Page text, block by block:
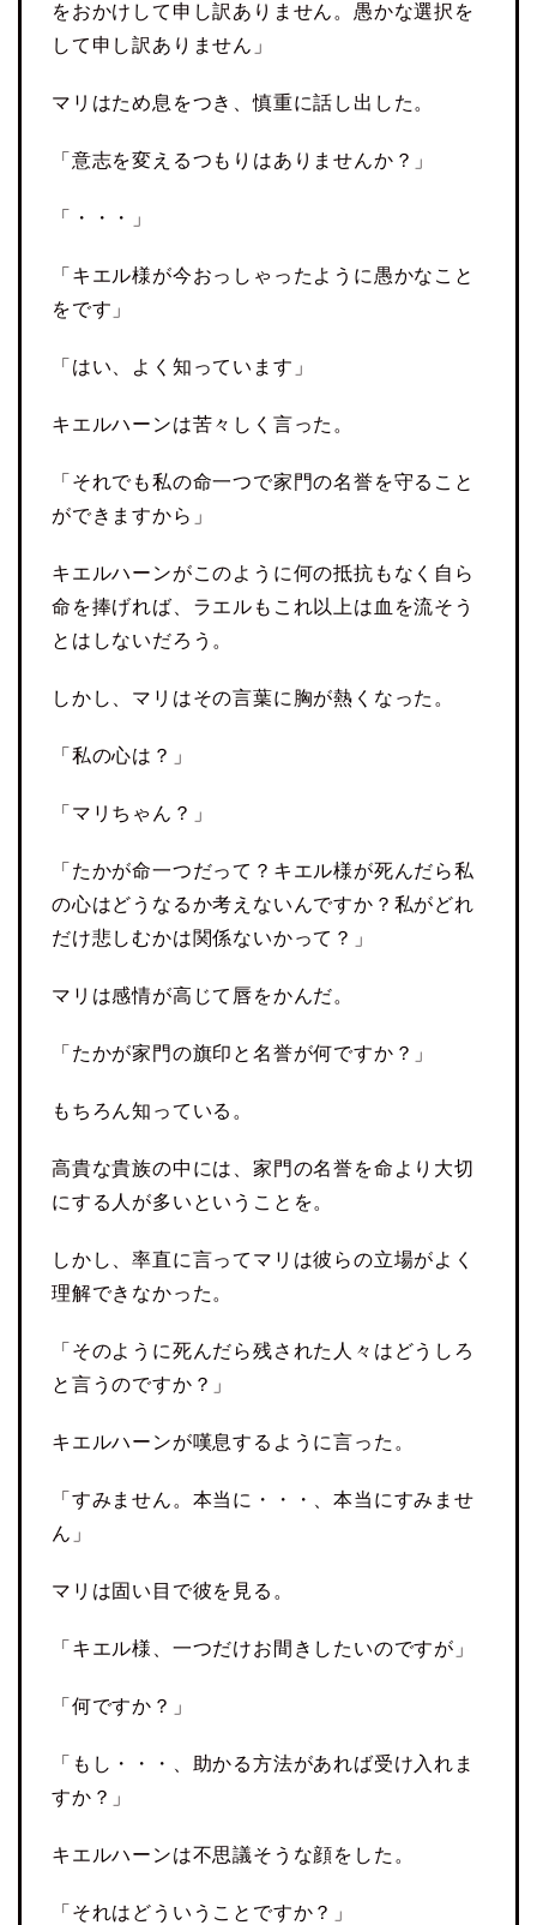
をおかけして申し訳ありません。愚かな選択を
して申し訳ありません」
マリはため息をつき、慎重に話し出した。
「意志を変えるつもりはありませんか？」
「・・・」
「キエル様が今おっしゃったように愚かなこと
をです」
「はい、よく知っています」
キエルハーンは苦々しく言った。
「それでも私の命一つで家門の名誉を守ること
ができますから」
キエルハーンがこのように何の抵抗もなく自ら
命を捧げれば、ラエルもこれ以上は血を流そう
とはしないだろう。
しかし、マリはその言葉に胸が熱くなった。
「私の心は？」
「マリちゃん？」
「たかが命一つだって？キエル様が死んだら私
の心はどうなるか考えないんですか？私がどれ
だけ悲しむかは関係ないかって？」
マリは感情が高じて唇をかんだ。
「たかが家門の旗印と名誉が何ですか？」
もちろん知っている。
高貴な貴族の中には、家門の名誉を命より大切
にする人が多いということを。
しかし、率直に言ってマリは彼らの立場がよく
理解できなかった。
「そのように死んだら残された人々はどうしろ
と言うのですか？」
キエルハーンが嘆息するように言った。
「すみません。本当に・・・、本当にすみませ
ん」
マリは固い目で彼を見る。
「キエル様、一つだけお間きしたいのですが」
「何ですか？」
「もし・・・、助かる方法があれば受け入れま
すか？」
キエルハーンは不思議そうな顔をした。
「それはどういうことですか？」